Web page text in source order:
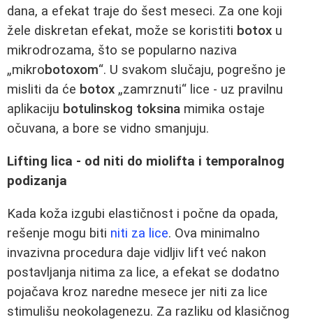
dana, a efekat traje do šest meseci. Za one koji
žele diskretan efekat, može se koristiti botox u
mikrodrozama, što se popularno naziva
„mikrobotoxom“. U svakom slučaju, pogrešno je
misliti da će botox „zamrznuti“ lice - uz pravilnu
aplikaciju botulinskog toksina mimika ostaje
očuvana, a bore se vidno smanjuju.
Lifting lica - od niti do miolifta i temporalnog
podizanja
Kada koža izgubi elastičnost i počne da opada,
rešenje mogu biti niti za lice. Ova minimalno
invazivna procedura daje vidljiv lift već nakon
postavljanja nitima za lice, a efekat se dodatno
pojačava kroz naredne mesece jer niti za lice
stimulišu neokolagenezu. Za razliku od klasičnog